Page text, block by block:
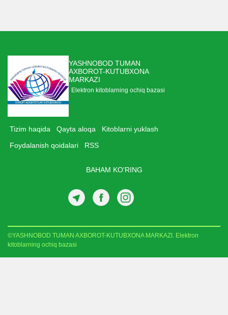
YASHNOBOD TUMAN
AXBOROT-KUTUBXONA
MARKAZI
Elektron kitoblarning ochiq bazasi
Tizim haqida Qayta aloqa
Kitoblarni yuklash
Foydalanish qoidalari
RSS
BAHAM KO'RING
©YASHNOBOD TUMAN AXBOROT-KUTUBXONA MARKAZI. Elektron
kitoblarning ochiq bazasi